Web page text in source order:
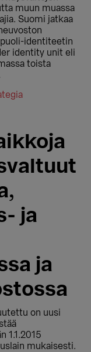
muun muassa
Suomi jatkaa
identiteetin
identity unit eli
toista
ja
ja
on uusi
1.1.2015
mukaisesti.